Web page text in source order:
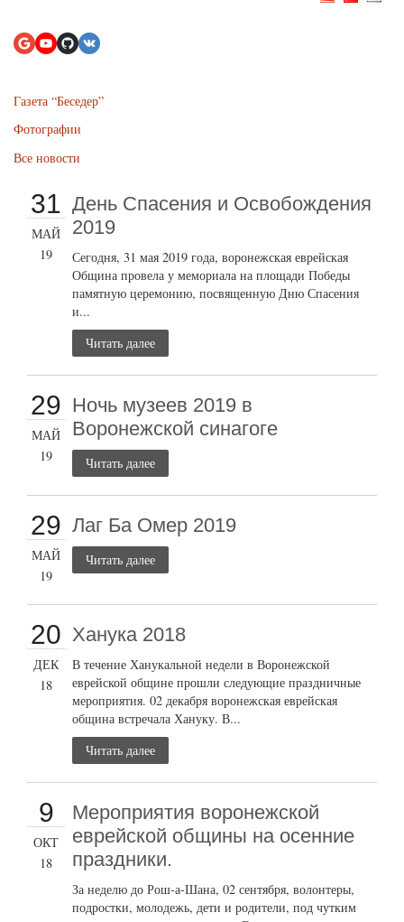
Газета “Беседер”
Фотографии
Все новости
31
МАЙ
19
День Спасения и Освобождения
2019
Сегодня, 31 мая 2019 года, воронежская еврейская
Община провела у мемориала на площади Победы
памятную церемонию, посвященную Дню Спасения
и...
Читать далее
29
МАЙ
19
Ночь музеев 2019 в
Воронежской синагоге
Читать далее
29
МАЙ
19
Лаг Ба Омер 2019
Читать далее
20
ДЕК
18
Ханука 2018
В течение Ханукальной недели в Воронежской
еврейской общине прошли следующие праздничные
мероприятия. 02 декабря воронежская еврейская
община встречала Хануку. В...
Читать далее
9
ОКТ
18
Мероприятия воронежской
еврейской общины на осенние
праздники.
За неделю до Рош-а-Шана, 02 сентября, волонтеры,
подростки, молодежь, дети и родители, под чутким